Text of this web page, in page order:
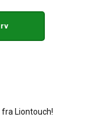
Liontouch!